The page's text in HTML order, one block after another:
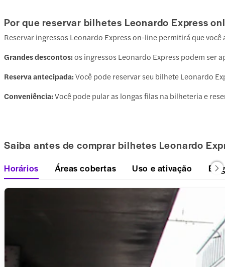
Por que reservar bilhetes Leonardo Express
Reservar ingressos Leonardo Express on-line permitirá que
Grandes descontos:os ingressos Leonardo Express podem ser
Reserva antecipada:Você pode reservar seu bilhete Leonardo
Conveniência:Você pode pular as longas filas na bilheteria e
Saiba antes de comprar bilhetes Leonardo
Horários Áreas cobertas Uso e ativação